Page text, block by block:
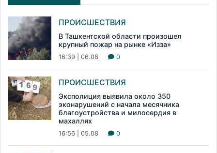
ПРОИСШЕСТВИЯ
В Ташкентской области произошел
крупный пожар на рынке «Изза»
16:39 | 06.08 0
ПРОИСШЕСТВИЯ
Эксполиция выявила около 350
эконарушений с начала месячника
благоустройства и милосердия в
махаллях
16:56 | 05.08 0